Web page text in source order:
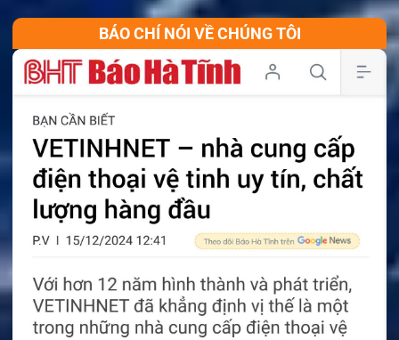
BÁO CHÍ NÓI VỀ CHÚNG TÔI